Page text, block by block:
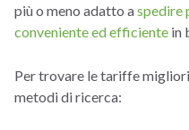
più o meno adatto aspedire
conveniente ed efficiente in
Per trovare le tariffe
metodi di ricerca: